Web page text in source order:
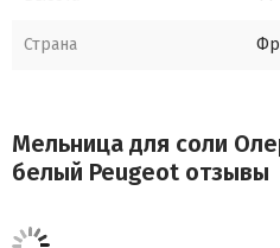
Страна
Мельница для соли
белый Peugeot отзывы